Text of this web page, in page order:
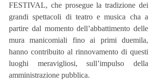
FESTIVAL, che prosegue la tradizione dei
grandi spettacoli di teatro e musica cha a
partire dal momento dell’abbattimento delle
mura manicomiali fino ai primi duemila,
hanno contribuito al rinnovamento di questi
luoghi meravigliosi, sull’impulso della
amministrazione pubblica.